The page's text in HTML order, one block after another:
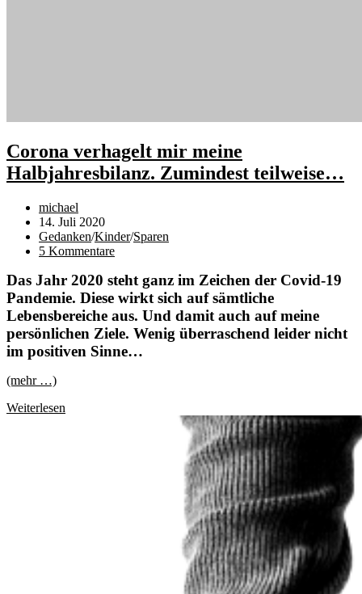
Corona verhagelt mir meine
Halbjahresbilanz. Zumindest teilweise…
Beitrags-
Autor:
michael
Beitrag
veröffentlicht:
14. Juli 2020
Beitrags-
Kategorie:
Gedanken/Kinder/Sparen
Beitrags-
5 Kommentare
Das Jahr 2020 steht ganz im Zeichen der Covid-19
Pandemie. Diese wirkt sich auf sämtliche
Lebensbereiche aus. Und damit auch auf meine
persönlichen Ziele. Wenig überraschend leider nicht
im positiven Sinne…
(mehr …)
Weiterlesen